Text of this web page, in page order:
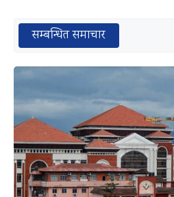
सम्बन्धित समाचार